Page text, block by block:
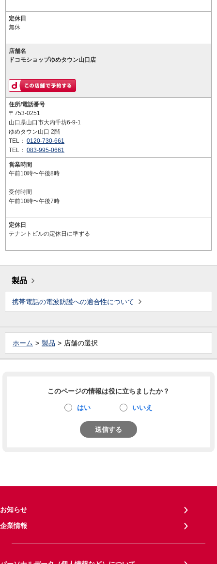
定休日
無休
店舗名
ドコモショップゆめタウン山口店
住所/電話番号
〒753-0251
山口県山口市大内千坊6-9-1
ゆめタウン山口 2階
TEL： 0120-730-661
TEL： 083-995-0661
営業時間
午前10時〜午後8時
受付時間
午前10時〜午後7時
定休日
テナントビルの定休日に準ずる
製品
携帯電話の電波防護への適合性について
ホーム 製品 店舗の選択
このページの情報は役に立ちましたか？
はい いいえ
送信する
お知らせ
企業情報